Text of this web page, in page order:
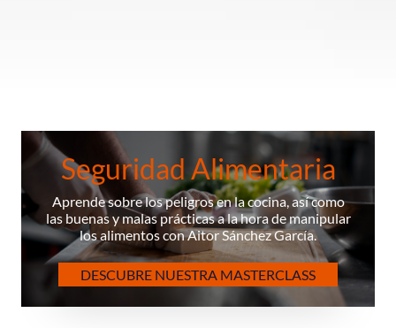
Seguridad Alimentaria
Aprende sobre los peligros en la cocina, así como
las buenas y malas prácticas a la hora de manipular
los alimentos con Aitor Sánchez García.
DESCUBRE NUESTRA MASTERCLASS